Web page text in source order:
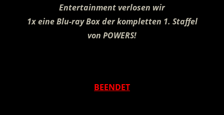
Entertainment verlosen wir
1x eine Blu-ray Box der kompletten 1. Staffel
von POWERS!
BEENDET